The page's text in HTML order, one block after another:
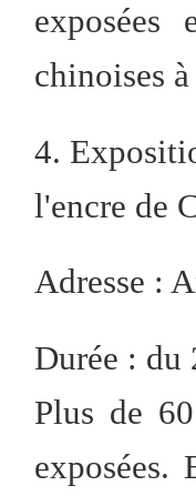
chinoises
4.
l'encre de
Adresse :
Durée : du
Plus de
exposées.